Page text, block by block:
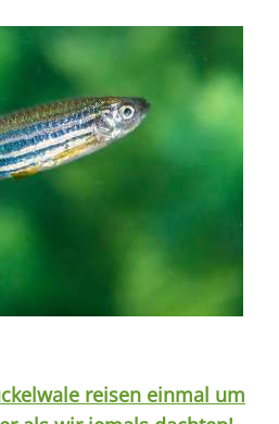
reisen einmal um